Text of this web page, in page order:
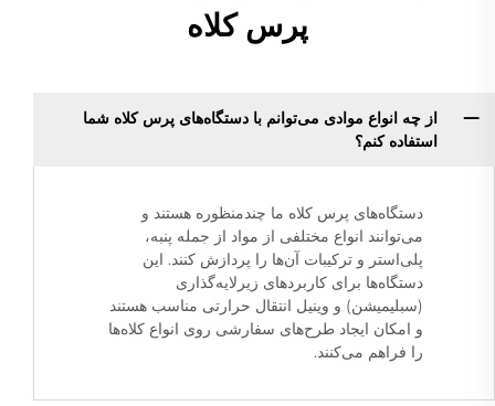
پرس کلاه
از چه انواع موادی می‌توانم با دستگاه‌های پرس کلاه شما
استفاده کنم؟
دستگاه‌های پرس کلاه ما چندمنظوره هستند و
می‌توانند انواع مختلفی از مواد از جمله پنبه،
پلی‌استر و ترکیبات آن‌ها را پردازش کنند. این
دستگاه‌ها برای کاربردهای زیرلایه‌گذاری
(سبلیمیشن) و وینیل انتقال حرارتی مناسب هستند
و امکان ایجاد طرح‌های سفارشی روی انواع کلاه‌ها
را فراهم می‌کنند.